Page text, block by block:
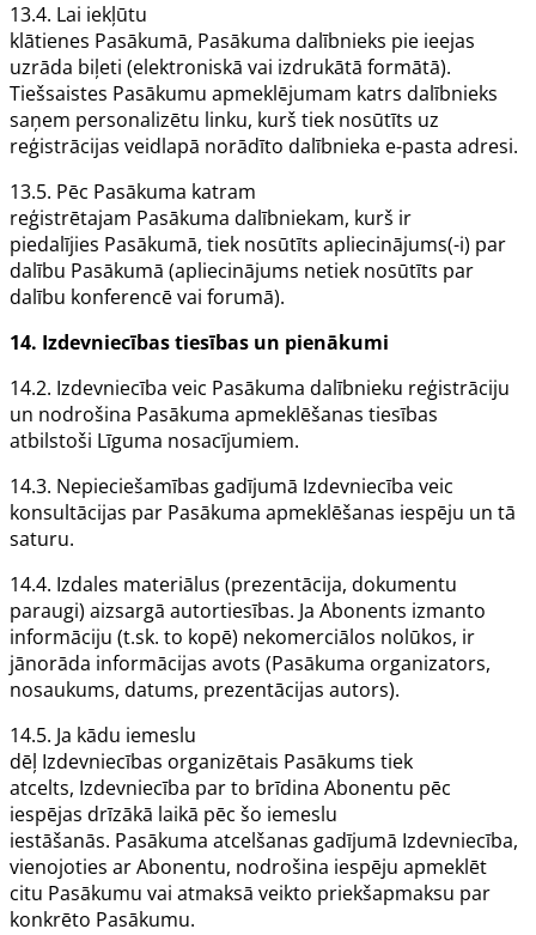
13.4. Lai iekļūtu
klātienes Pasākumā, Pasākuma dalībnieks pie ieejas
uzrāda biļeti (elektroniskā vai izdrukātā formātā).
Tiešsaistes Pasākumu apmeklējumam katrs dalībnieks
saņem personalizētu linku, kurš tiek nosūtīts uz
reģistrācijas veidlapā norādīto dalībnieka e-pasta adresi.
13.5. Pēc Pasākuma katram
reģistrētajam Pasākuma dalībniekam, kurš ir
piedalījies Pasākumā, tiek nosūtīts apliecinājums(-i) par
dalību Pasākumā (apliecinājums netiek nosūtīts par
dalību konferencē vai forumā).
14. Izdevniecībastiesības un pienākumi
14.2. Izdevniecība veic Pasākuma dalībnieku reģistrāciju
un nodrošina Pasākuma apmeklēšanas tiesības
atbilstoši Līguma nosacījumiem.
14.3. Nepieciešamības gadījumā Izdevniecība veic
konsultācijas par Pasākuma apmeklēšanas iespēju un tā
saturu.
14.4. Izdales materiālus (prezentācija, dokumentu
paraugi) aizsargā autortiesības. Ja Abonents izmanto
informāciju (t.sk. to kopē) nekomerciālos nolūkos, ir
jānorāda informācijas avots (Pasākuma organizators,
nosaukums, datums, prezentācijas autors).
14.5. Ja kādu iemeslu
dēļ Izdevniecības organizētais Pasākums tiek
atcelts, Izdevniecība par to brīdina Abonentu pēc
iespējas drīzākā laikā pēc šo iemeslu
iestāšanās. Pasākuma atcelšanas gadījumā Izdevniecība,
vienojoties arAbonentu, nodrošina iespēju apmeklēt
citu Pasākumu vai atmaksā veikto priekšapmaksu par
konkrēto Pasākumu.